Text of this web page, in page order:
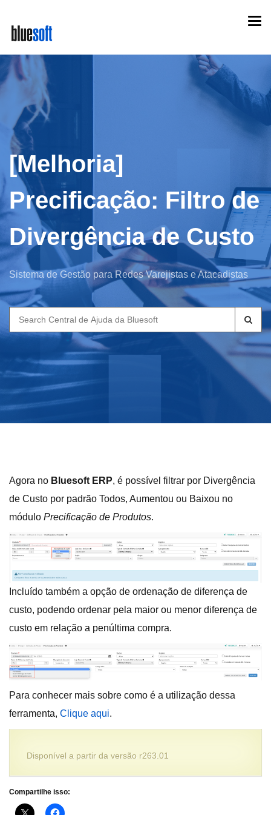
main
content
[Melhoria]
Precificação: Filtro de
Divergência de Custo
Sistema de Gestão para Redes Varejistas e Atacadistas
Search
for:
Agora no Bluesoft ERP, é possível filtrar por Divergência
de Custo por padrão Todos, Aumentou ou Baixou no
módulo Precificação de Produtos.
Incluído também a opção de ordenação de diferença de
custo, podendo ordenar pela maior ou menor diferença de
custo em relação a penúltima compra.
Para conhecer mais sobre como é a utilização dessa
ferramenta, Clique aqui.
Disponível a partir da versão r263.01
Compartilhe isso: